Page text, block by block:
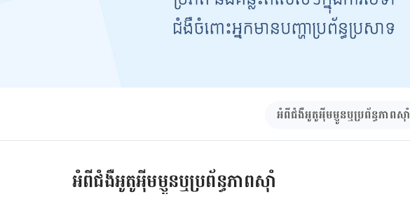
អំពីជំងឺអូតូអុីមម្ញូនឬប្រព័ន្ធភាពស៊ាំ
អំពីជំងឺអូតូអុីមម្ញូនឬប្រព័ន្ធភាពស៊ាំ